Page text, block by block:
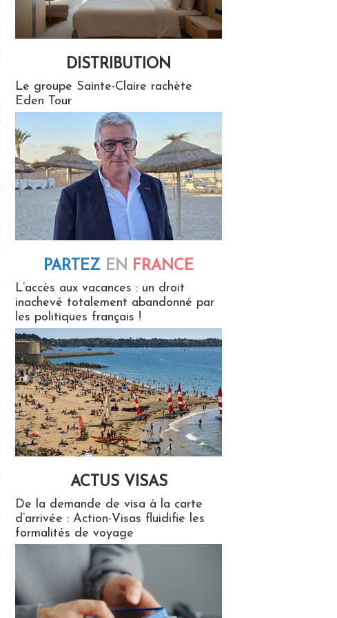
DISTRIBUTION
Le groupe Sainte-Claire rachète
Eden Tour
PARTEZ EN FRANCE
L’accès aux vacances : un droit
inachevé totalement abandonné par
les politiques français !
ACTUS VISAS
De la demande de visa à la carte
d’arrivée : Action-Visas fluidifie les
formalités de voyage